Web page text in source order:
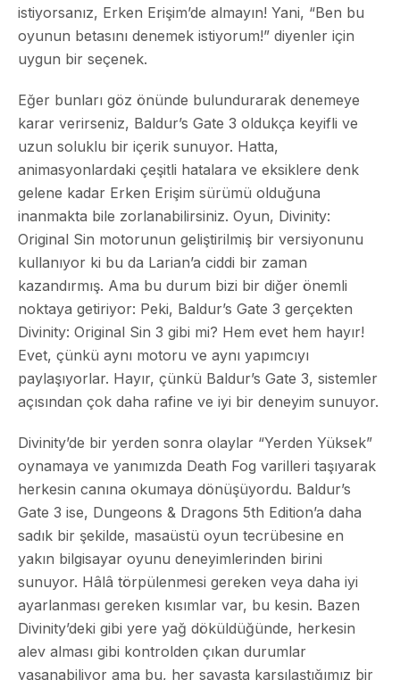
istiyorsanız, Erken Erişim’de almayın! Yani, “Ben bu
oyunun betasını denemek istiyorum!” diyenler için
uygun bir seçenek.
Eğer bunları göz önünde bulundurarak denemeye
karar verirseniz, Baldur’s Gate 3 oldukça keyifli ve
uzun soluklu bir içerik sunuyor. Hatta,
animasyonlardaki çeşitli hatalara ve eksiklere denk
gelene kadar Erken Erişim sürümü olduğuna
inanmakta bile zorlanabilirsiniz. Oyun, Divinity:
Original Sin motorunun geliştirilmiş bir versiyonunu
kullanıyor ki bu da Larian’a ciddi bir zaman
kazandırmış. Ama bu durum bizi bir diğer önemli
noktaya getiriyor: Peki, Baldur’s Gate 3 gerçekten
Divinity: Original Sin 3 gibi mi? Hem evet hem hayır!
Evet, çünkü aynı motoru ve aynı yapımcıyı
paylaşıyorlar. Hayır, çünkü Baldur’s Gate 3, sistemler
açısından çok daha rafine ve iyi bir deneyim sunuyor.
Divinity’de bir yerden sonra olaylar “Yerden Yüksek”
oynamaya ve yanımızda Death Fog varilleri taşıyarak
herkesin canına okumaya dönüşüyordu. Baldur’s
Gate 3 ise, Dungeons & Dragons 5th Edition’a daha
sadık bir şekilde, masaüstü oyun tecrübesine en
yakın bilgisayar oyunu deneyimlerinden birini
sunuyor. Hâlâ törpülenmesi gereken veya daha iyi
ayarlanması gereken kısımlar var, bu kesin. Bazen
Divinity’deki gibi yere yağ döküldüğünde, herkesin
alev alması gibi kontrolden çıkan durumlar
yaşanabiliyor ama bu, her savaşta karşılaştığımız bir